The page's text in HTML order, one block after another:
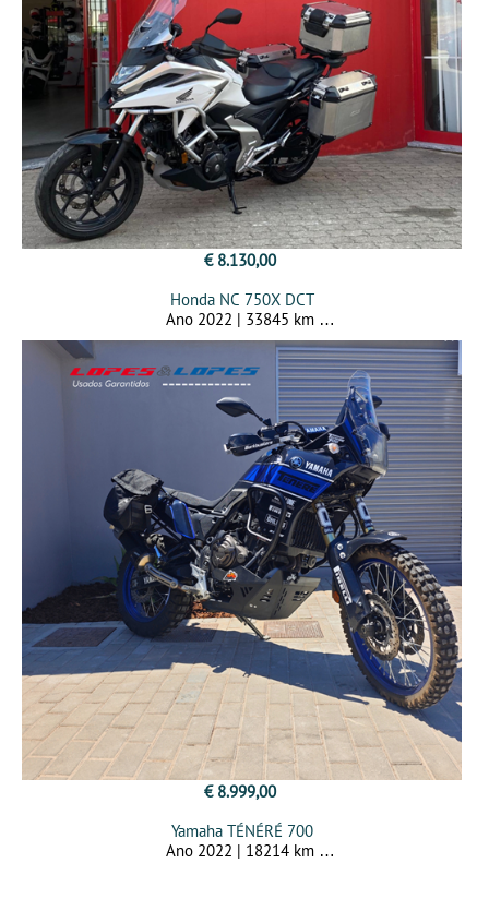
€ 8.130,00
Honda NC 750X DCT
Ano 2022 | 33845 km
€ 8.999,00
Yamaha TÉNÉRÉ 700
Ano 2022 | 18214 km